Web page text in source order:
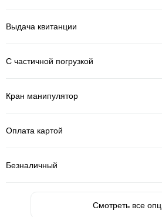
Выдача квитанции
С частичной погрузкой
Кран манипулятор
Оплата картой
Безналичный
Смотреть все